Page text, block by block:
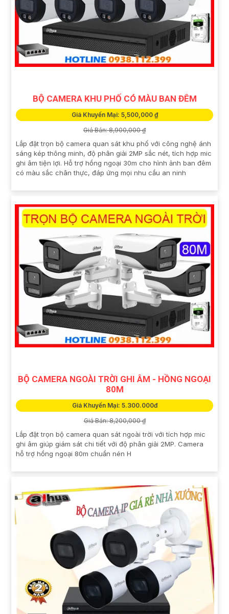
BỘ CAMERA KHU PHỐ CÓ MÀU BAN ĐÊM
Giá Khuyến Mại: 5,500,000 ₫
Giá Bán: 8,900,000 ₫
Lắp đặt trọn bộ camera quan sát khu phố với công nghệ ánh
sáng kép thông minh, độ phân giải 2MP sắc nét, tích hợp mic
ghi âm tiện lợi. Hỗ trợ hồng ngoại 30m cho hình ảnh ban đêm
có màu sắc chân thực, đáp ứng mọi nhu cầu an ninh
BỘ CAMERA NGOÀI TRỜI GHI ÂM - HỒNG NGOẠI
80M
Giá Khuyến Mại: 5.300.000đ
Giá Bán: 8,200,000 ₫
Lắp đặt trọn bộ camera quan sát ngoài trời với tích hợp mic
ghi âm giúp giám sát chi tiết với độ phân giải 2MP. Camera
hỗ trợ hồng ngoại 80m chuẩn nén H